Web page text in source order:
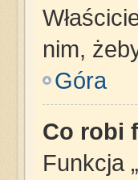
nim,
Góra
Co robi
Funkcja